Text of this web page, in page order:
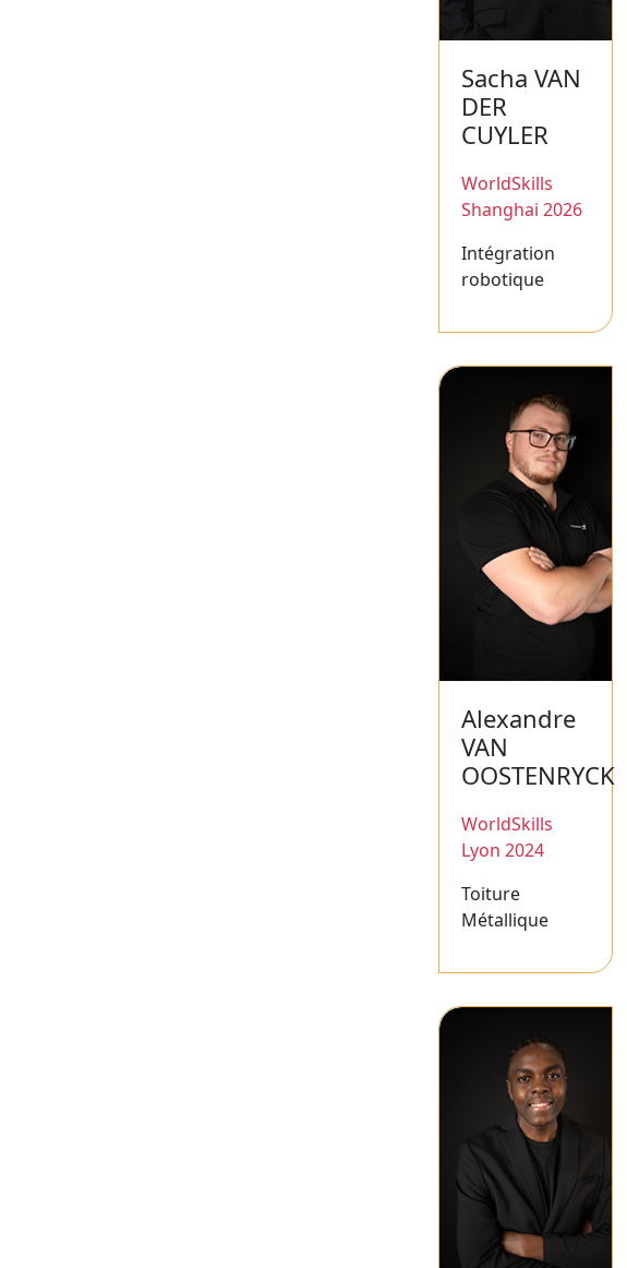
Sacha VAN
DER
CUYLER
WorldSkills
Shanghai 2026
Intégration
robotique
Alexandre
VAN
OOSTENRYCK
WorldSkills
Lyon 2024
Toiture
Métallique